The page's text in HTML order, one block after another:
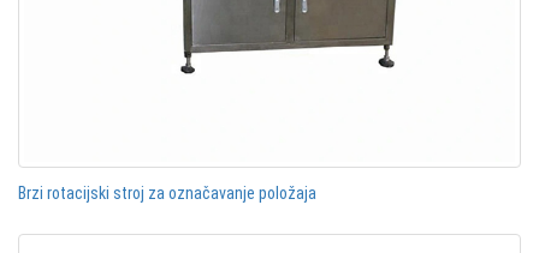
Brzi rotacijski stroj za označavanje položaja